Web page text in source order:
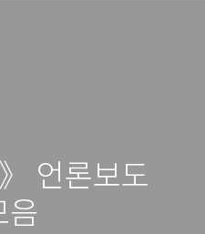
언론보도
음